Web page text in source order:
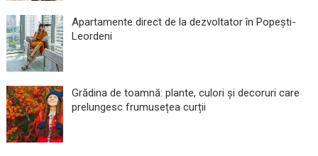
Apartamente direct de la dezvoltator în Popești-
Leordeni
Grădina de toamnă: plante, culori și decoruri care
prelungesc frumusețea curții